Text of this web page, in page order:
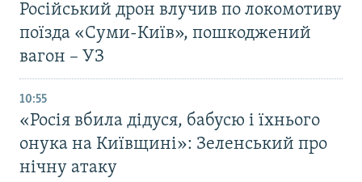
Російський дрон влучив по локомотиву
поїзда «Суми-Київ», пошкоджений
вагон – УЗ
10:55
«Росія вбила дідуся, бабусю і їхнього
онука на Київщині»: Зеленський про
нічну атаку